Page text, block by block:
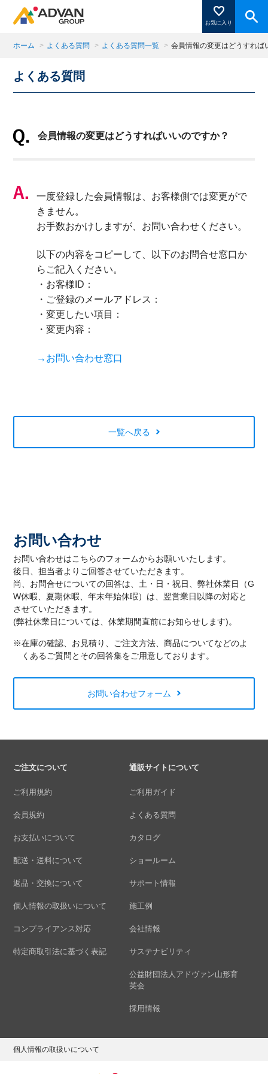
お気に入り
商品ページにある「お気に入り登録」を押すと登録した
商品がここに表示されます。
ホーム > よくある質問 > よくある質問一覧 > 会員情報の変更はどうすれば
よくある質問
会員情報の変更はどうすればいいのですか？
一度登録した会員情報は、お客様側では変更がで
きません。
お手数おかけしますが、お問い合わせください。
以下の内容をコピーして、以下のお問合せ窓口か
らご記入ください。
・お客様ID：
・ご登録のメールアドレス：
・変更したい項目：
・変更内容：
→お問い合わせ窓口
一覧へ戻る
お問い合わせ
お問い合わせはこちらのフォームからお願いいたします。
後日、担当者よりご回答させていただきます。
尚、お問合せについての回答は、土・日・祝日、弊社休業日（G
W休暇、夏期休暇、年末年始休暇）は、翌営業日以降の対応と
させていただきます。
(弊社休業日については、休業期間直前にお知らせします)。
※在庫の確認、お見積り、ご注文方法、商品についてなどのよ
くあるご質問とその回答集をご用意しております。
お問い合わせフォーム
ご注文について
ご利用規約
会員規約
お支払いについて
配送・送料について
返品・交換について
個人情報の取扱いについて
コンプライアンス対応
特定商取引法に基づく表記
通販サイトについて
ご利用ガイド
よくある質問
カタログ
ショールーム
サポート情報
施工例
会社情報
サステナビリティ
公益財団法人アドヴァン山形育
英会
採用情報
個人情報の取扱いについて